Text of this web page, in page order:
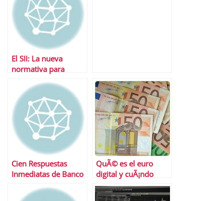
El SII: La nueva
normativa para
IVA en tiempo real
Cien Respuestas
Inmediatas de Banco
QuÃ© es el euro
digital y cuÃ¡ndo
entrarÃ¡ en
funcionamiento